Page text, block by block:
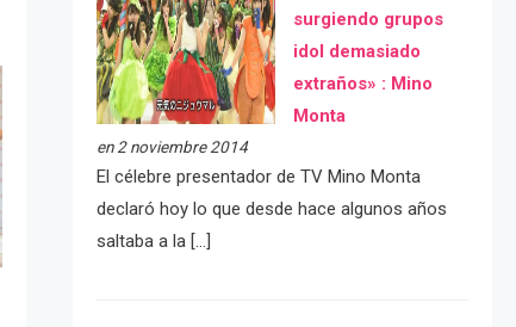
surgiendo grupos
idol demasiado
extraños» : Mino
Monta
en 2 noviembre 2014
El célebre presentador de TV Mino Monta
declaró hoy lo que desde hace algunos años
saltaba a la […]